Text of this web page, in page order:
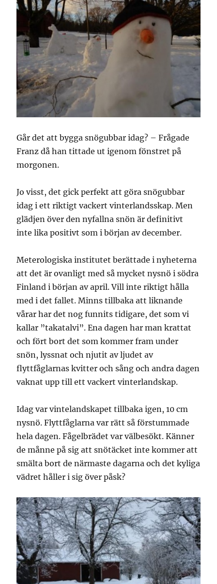
Går det att bygga snögubbar idag? – Frågade
Franz då han tittade ut igenom fönstret på
morgonen.
Jo visst, det gick perfekt att göra snögubbar
idag i ett riktigt vackert vinterlandsskap. Men
glädjen över den nyfallna snön är definitivt
inte lika positivt som i början av december.
Meterologiska institutet berättade i nyheterna
att det är ovanligt med så mycket nysnö i södra
Finland i början av april. Vill inte riktigt hålla
med i det fallet. Minns tillbaka att liknande
vårar har det nog funnits tidigare, det som vi
kallar ”takatalvi”. Ena dagen har man krattat
och fört bort det som kommer fram under
snön, lyssnat och njutit av ljudet av
flyttfåglarnas kvitter och sång och andra dagen
vaknat upp till ett vackert vinterlandskap.
Idag var vintelandskapet tillbaka igen, 10 cm
nysnö. Flyttfåglarna var rätt så förstummade
hela dagen. Fågelbrädet var välbesökt. Känner
de månne på sig att snötäcket inte kommer att
smälta bort de närmaste dagarna och det kyliga
vädret håller i sig över påsk?